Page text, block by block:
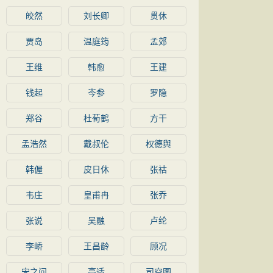
皎然 刘长卿 贯休
贾岛 温庭筠 孟郊
王维 韩愈 王建
钱起 岑参 罗隐
郑谷 杜荀鹤 方干
孟浩然 戴叔伦 权德舆
韩偓 皮日休 张祜
韦庄 皇甫冉 张乔
张说 吴融 卢纶
李峤 王昌龄 顾况